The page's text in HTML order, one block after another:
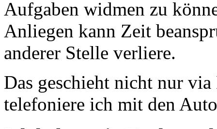
Aufgaben widmen zu
Anliegen kann Zeit
anderer Stelle verliere.
Das geschieht nicht nur
telefoniere ich mit den